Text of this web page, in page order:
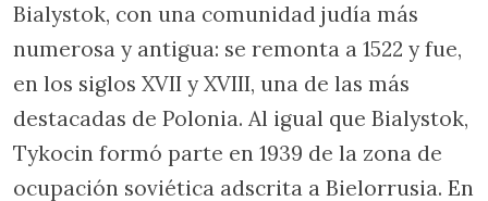
Bialystok, con una comunidad judía más
numerosa y antigua: se remonta a 1522 y fue,
en los siglos XVII y XVIII, una de las más
destacadas de Polonia. Al igual que Bialystok,
Tykocin formó parte en 1939 de la zona de
ocupación soviética adscrita a Bielorrusia. En